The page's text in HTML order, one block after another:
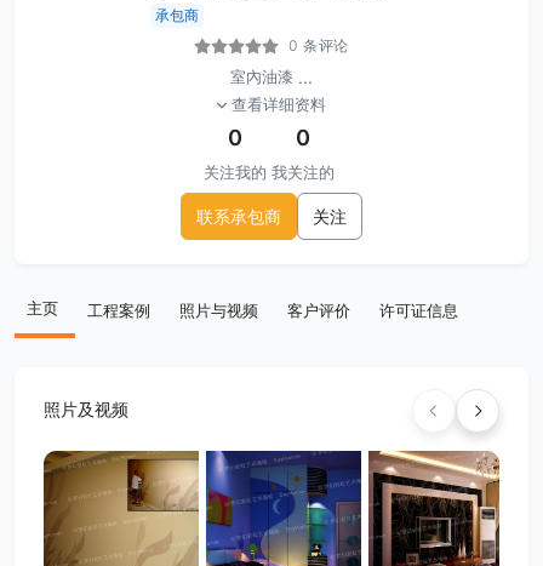
承包商
0 条评论
室內油漆 ...
查看详细资料
0
关注我的
0
我关注的
联系承包商 关注
主页 工程案例 照片与视频 客户评价 许可证信息
照片及视频